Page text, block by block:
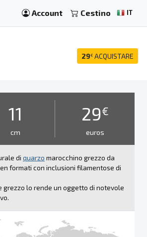
Account Cestino IT
29€ ACQUISTARE
11
cm
29€
euros
di quarzo marocchino grezzo da
formati con inclusioni filamentose di
lo rende un oggetto di notevole